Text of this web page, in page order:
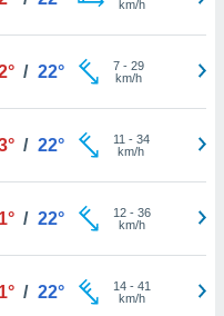
km/h
/ 22° 7- 29
km/h
/ 22° 11 - 34
km/h
/ 22° 12- 36
km/h
/ 22° 14- 41
km/h